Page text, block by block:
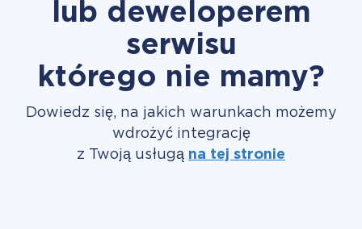
lub deweloperem
serwisu
którego nie mamy?
Dowiedz się, na jakich warunkach możemy
wdrożyć integrację
z Twoją usługą na tej stronie